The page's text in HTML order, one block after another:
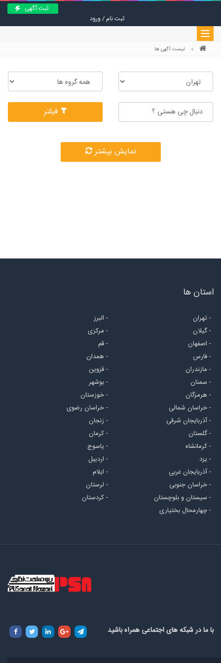
ثبت آگهی
ثبت نام / ورود
Toggle
navigation
لیست آگهی ها
فیلتر
نمایش بیشتر
استان ها
- تهران
- البرز
- گیلان
- مرکزی
- اصفهان
- قم
- فارس
- همدان
- مازندران
- قزوین
- سمنان
- بوشهر
- هرمزگان
- خوزستان
- خراسان شمالی
- خراسان رضوی
- آذربایجان شرقی
- زنجان
- گلستان
- کرمان
- کرمانشاه
- یاسوج
- یزد
- اردیبل
- آذربایجان غربی
- ایلام
- خراسان جنوبی
- لرستان
- سیستان و بلوچستان
- کردستان
- چهارمحال بختیاری
با ما در شبکه های اجتماعی همراه باشید